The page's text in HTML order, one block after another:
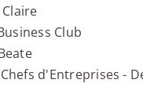
Club
d'Entreprises -